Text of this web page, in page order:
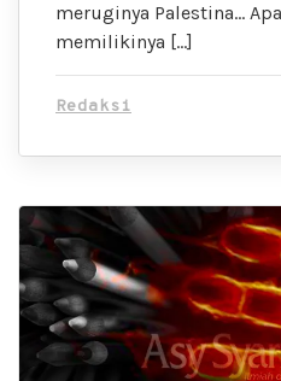
meruginya Palestina…
memilikinya […]
Redaksi